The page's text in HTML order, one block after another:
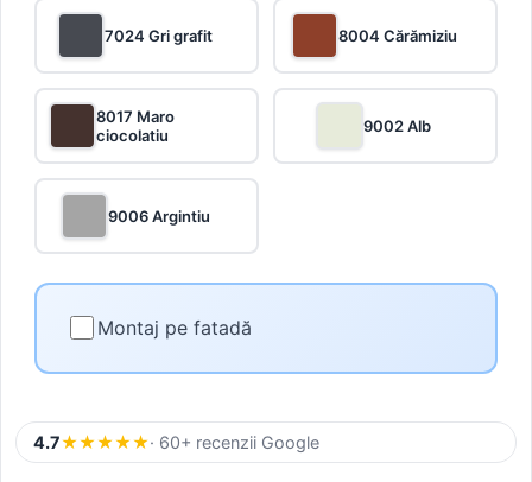
7024 Gri grafit 8004 Cărămiziu
8017 Maro
ciocolatiu
9002 Alb
9006 Argintiu
Montaj pe fatadă
4.7★★★★★· 60+ recenzii Google